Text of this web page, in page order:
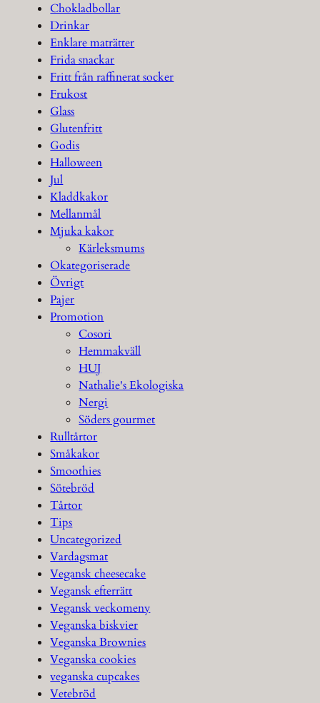
Chokladbollar
Drinkar
Enklare maträtter
Frida snackar
Fritt från raffinerat socker
Frukost
Glass
Glutenfritt
Godis
Halloween
Jul
Kladdkakor
Mellanmål
Mjuka kakor
Kärleksmums
Okategoriserade
Övrigt
Pajer
Promotion
Cosori
Hemmakväll
HUJ
Nathalie's Ekologiska
Nergi
Söders gourmet
Rulltårtor
Småkakor
Smoothies
Sötebröd
Tårtor
Tips
Uncategorized
Vardagsmat
Vegansk cheesecake
Vegansk efterrätt
Vegansk veckomeny
Veganska biskvier
Veganska Brownies
Veganska cookies
veganska cupcakes
Vetebröd